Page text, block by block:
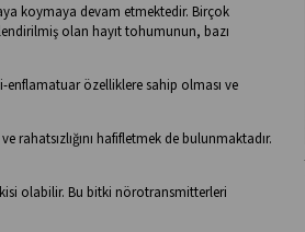
koymaya devam etmektedir. Birçok
olan hayıt tohumunun, bazı
özelliklere sahip olması ve
rahatsızlığını hafifletmek de bulunmaktadır.
olabilir. Bu bitki nörotransmitterleri